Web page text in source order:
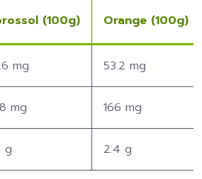
(100g) Orange (100g)
mg 53.2 mg
mg 166 mg
g 2.4 g